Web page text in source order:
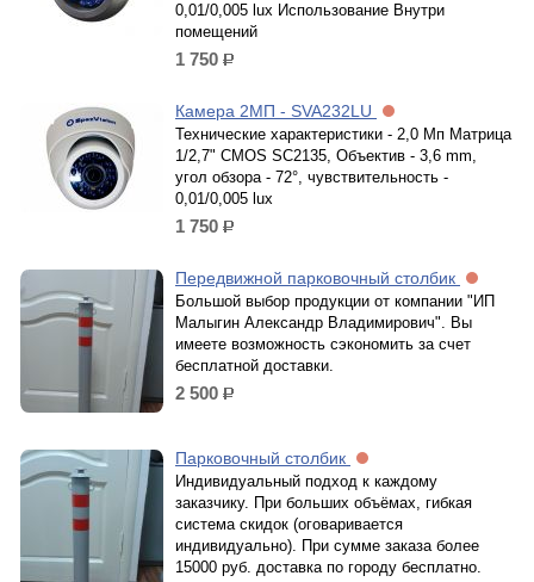
0,01/0,005 lux Использование Внутри
помещений
1 750 р.
Камера 2МП - SVA232LU
Технические характеристики - 2,0 Мп Матрица
1/2,7" CMOS SC2135, Объектив - 3,6 mm,
угол обзора - 72°, чувствительность -
0,01/0,005 lux
1 750 р.
Передвижной парковочный столбик
Большой выбор продукции от компании "ИП
Малыгин Александр Владимирович". Вы
имеете возможность сэкономить за счет
бесплатной доставки.
2 500 р.
Парковочный столбик
Индивидуальный подход к каждому
заказчику. При больших объёмах, гибкая
система скидок (оговаривается
индивидуально). При сумме заказа более
15000 руб. доставка по городу бесплатно.